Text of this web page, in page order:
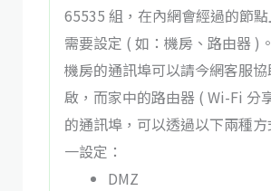
65535 組，在內網會經過的節
需要設定 ( 如：機房、路由器 )
機房的通訊埠可以請今網客服協
啟，而家中的路由器 ( Wi-Fi 分
的通訊埠，可以透過以下兩種
一設定：
DMZ